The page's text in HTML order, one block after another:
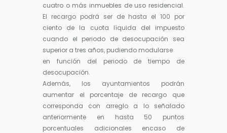
cuatro o más inmuebles de uso residencial.
El recargo podrá ser de hasta el 100 por
ciento de la cuota líquida del impuesto
cuando el periodo de desocupación sea
superior a tres años, pudiendo modularse
en función del periodo de tiempo de
desocupación.
Además, los ayuntamientos podrán
aumentar el porcentaje de recargo que
corresponda con arreglo a lo señalado
anteriormente en hasta 50 puntos
porcentuales adicionales encaso de